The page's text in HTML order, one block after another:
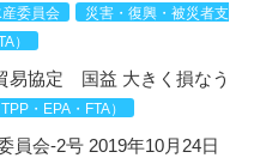
委員会
災害・復興・被災者支
）
易協定 国益 大きく損なう
・EPA・FTA）
員会-2号 2019年10月24日